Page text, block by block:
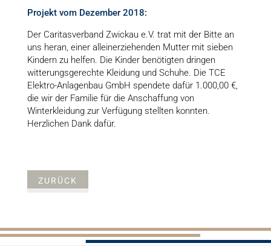
Projekt vom Dezember 2018:
Der Caritasverband Zwickau e.V. trat mit der Bitte an
uns heran, einer alleinerziehenden Mutter mit sieben
Kindern zu helfen. Die Kinder benötigten dringen
witterungsgerechte Kleidung und Schuhe. Die TCE
Elektro-Anlagenbau GmbH spendete dafür 1.000,00 €,
die wir der Familie für die Anschaffung von
Winterkleidung zur Verfügung stellten konnten.
Herzlichen Dank dafür.
ZURÜCK